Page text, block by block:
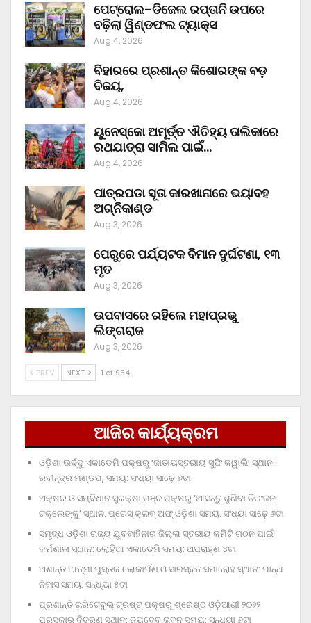
ପେଟ୍ରୋଲ-ଡିଜେଲ ରପ୍ତାନି ଉପରେ
ବଢ଼ିଲା ୱିଣ୍ଡଫଲ ଟ୍ୟାକ୍ସ
Aug 4, 2026
ବିହାରରେ ପ୍ରଶାନ୍ତ କିଶୋରଙ୍କ ବଡ଼
ବିଜୟ,
Aug 4, 2026
ୟୁନେସ୍କୋ ଅମୂର୍ତ୍ତ ଐତିହ୍ୟ ତାଲିକାରେ
ରଥଯାତ୍ରା ସାମିଲ ପାଇଁ…
Aug 4, 2026
ପାତ୍ରପଡା ସୂତା କାରଖାନାରେ ଭୟାବହ
ଅଗ୍ନିକାଣ୍ଡ
Aug 3, 2026
ପେରୁରେ ପର୍ଯ୍ୟଟକ ବିମାନ ଦୁର୍ଘଟଣା, ୧୩
ମୃତ
Aug 3, 2026
ଉପବାସରେ ରହିଲେ ମହାପ୍ରଭୁ
ଲିଙ୍ଗରାଜ
Aug 3, 2026
PREV NEXT 1 of 954
ଆଜିର କାର୍ଯ୍ୟକ୍ରମ
ଓଡ଼ିଶା ଊର୍ଦ୍ଦୁ ଏକାଡେମି ପକ୍ଷରୁ ‘ଜାତୀୟସ୍ତରୀୟ ସୁଫି କୱାଲି’ ସ୍ଥାନ:
ରବୀନ୍ଦ୍ର ମଣ୍ଡପ, ସମୟ: ସଂଧ୍ୟା ସାଢ଼େ ୬ଟା
ଅକ୍ଷର ଓ ସମ୍ବିଧାନ ସୁରକ୍ଷା ମଞ୍ଚ ପକ୍ଷରୁ ‘ଆସନ୍ତୁ ଶୁଣିବା ନିରଂଜନ
ଟକ୍‌ଲେଙ୍କୁ’ ସ୍ଥାନ: ପ୍ରେସ୍‌ କ୍ଲବ୍‌ ଅଫ୍‌ ଓଡ଼ିଶା ସମୟ: ସଂଧ୍ୟା ସାଢ଼େ ୬ଟା
ସମୃଦ୍ଧ ଓଡ଼ିଶା ରାଜ୍ୟ ଯୁବବାହିନୀର ଜିଲ୍ଲା ସ୍ତରୀୟ କମିଟି ଗଠନ ପାଇଁ
କର୍ମଶାଳା ସ୍ଥାନ: ଲୋହିଆ ଏକାଡେମି ସମୟ: ଅପରାହ୍‌ଣ ୪ଟା
ଅଶାନ୍ତ ଆତ୍ମା ପୁସ୍ତକ ଲୋକାର୍ପଣ ଓ ସାରସ୍ବତ ସମାରୋହ ସ୍ଥାନ: ପାନ୍ଥ
ନିବାସ ସମୟ: ସନ୍ଧ୍ୟା ୫ଟା
ପ୍ରଶାନ୍ତି ଚାରିଟେବୁଲ୍‌ ଟ୍ରଷ୍ଟ୍‌ ପକ୍ଷରୁ ଶ୍ରେଷ୍ଠ ଓଡ଼ିଆଣୀ ୨୦୨୨
ପୁରସ୍କାର ବିତରଣ ସ୍ଥାନ: ଜୟଦେବ ଭବନ ସମୟ: ସନ୍ଧ୍ୟା ୬ଟା